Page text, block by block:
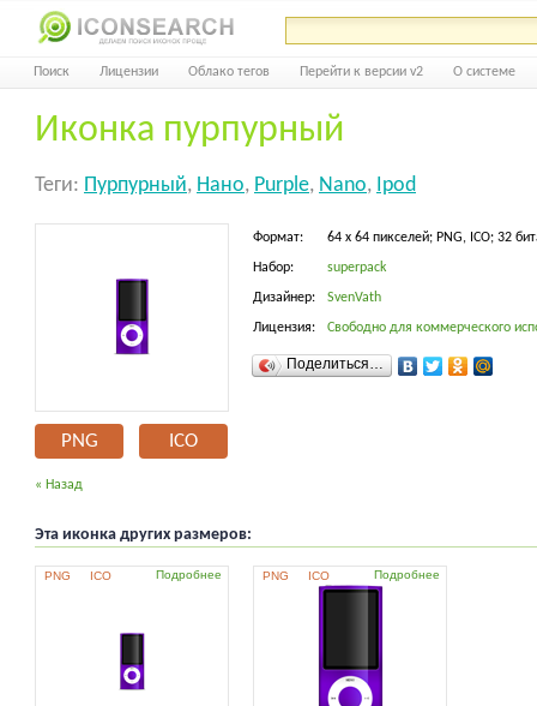
Поиск Лицензии Облако тегов Перейти к версии v2 О системе
Иконка пурпурный
Теги: Пурпурный, Нано, Purple, Nano, Ipod
PNG ICO
Формат: 64 x 64 пикселей; PNG, ICO; 32
Набор: superpack
Дизайнер: SvenVath
Лицензия: Свободно для коммерческого
Поделиться…
« Назад
Эта иконка других размеров:
PNG ICO Подробнее PNG ICO Подробнее